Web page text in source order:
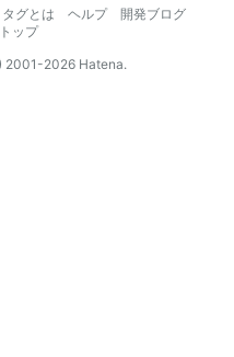
グとは
ヘルプ
開発ブログ
ップ
2001-2026 Hatena.